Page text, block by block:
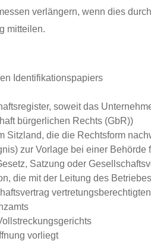
verlängern, wenn dies
mitteilen.
Identifikationspapiers
soweit das
bürgerlichen Rechts (GbR))
Sitzland, die die Rechtsform
zur Vorlage bei einer
Satzung oder
die mit der Leitung des
vorliegt